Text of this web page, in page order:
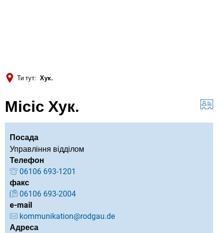
Ти тут: Хук.
Місіс Хук.
Посада
Управління відділом
Телефон
06106 693-1201
факс
06106 693-2004
e-mail
kommunikation@rodgau.de
Адреса